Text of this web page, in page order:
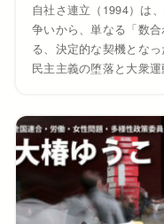
自社さ連立（1994）は
争いから、単なる「数
る、決定的な契機とな
民主主義の堕落と大衆